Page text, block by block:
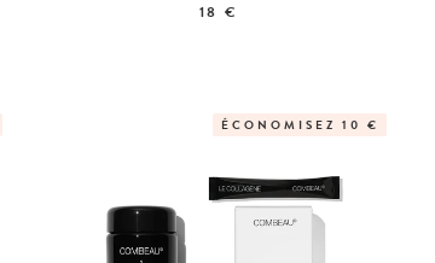
18 €
ÉCONOMISEZ 10 €